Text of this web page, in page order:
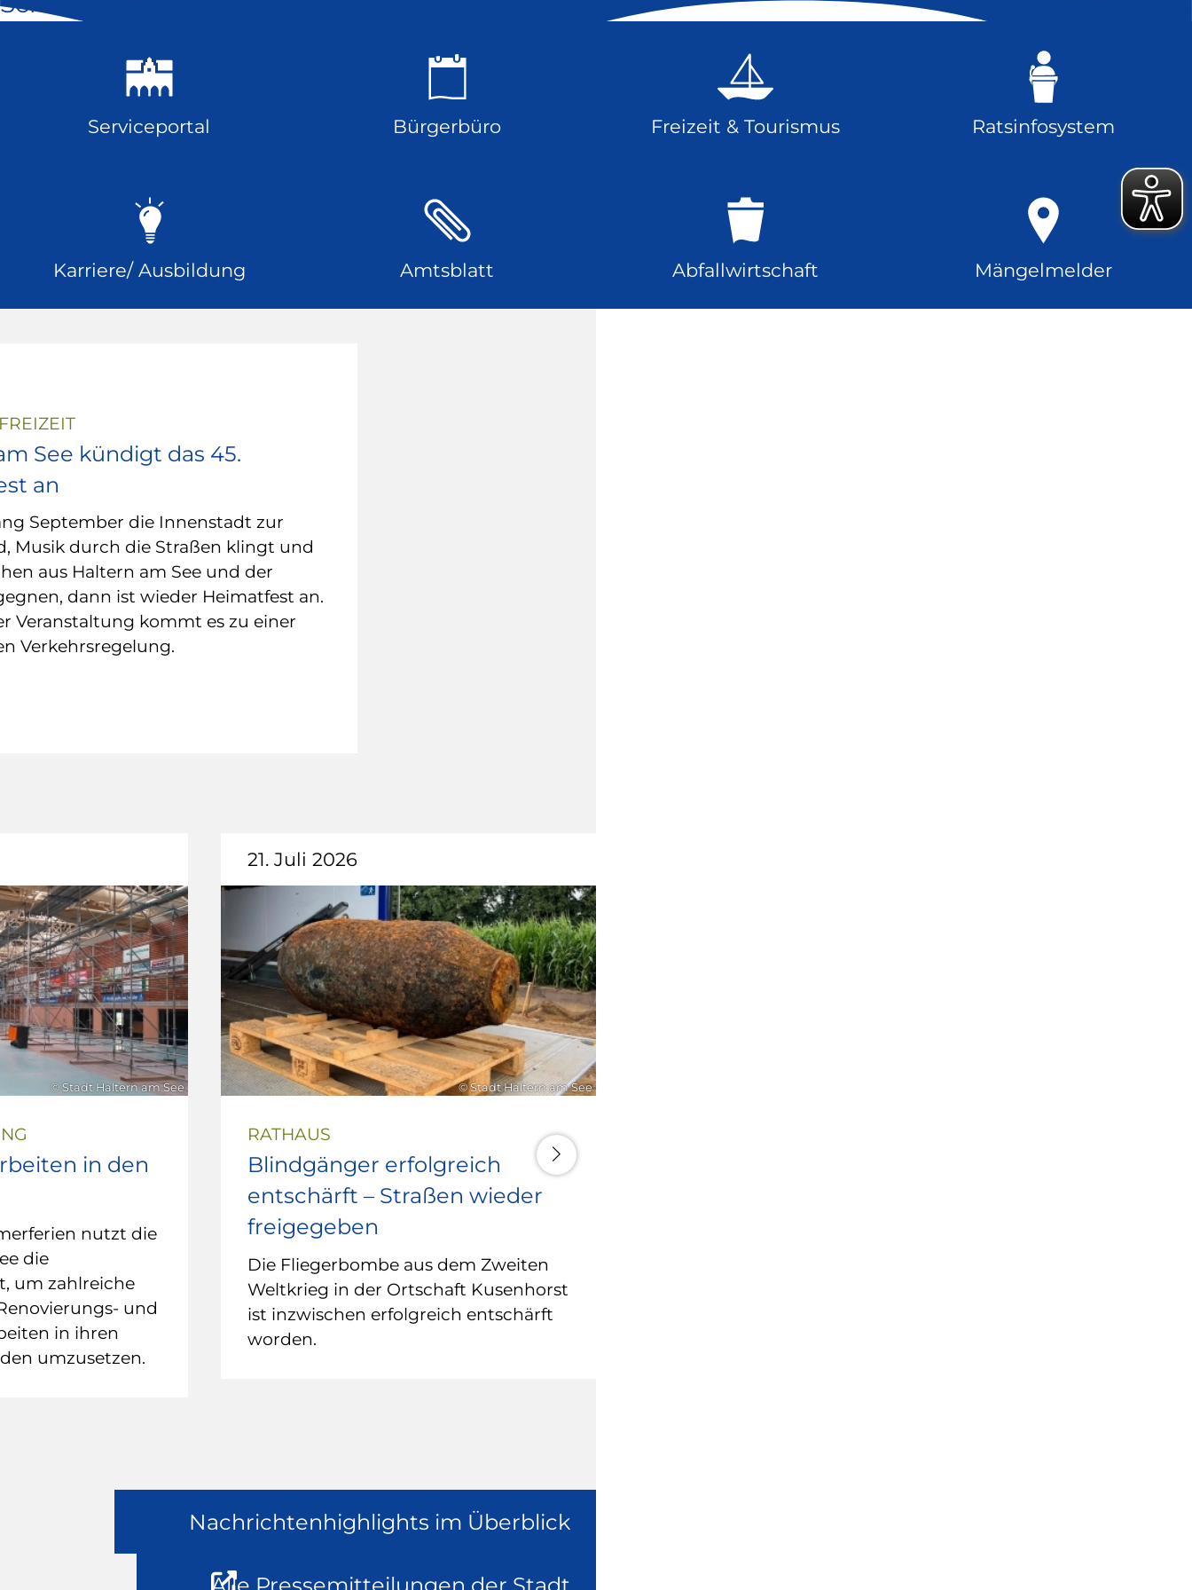
Serviceportal Bürgerbüro Freizeit & Tourismus Ratsinfosystem
Karriere/ Ausbildung Amtsblatt Abfallwirtschaft Mängelmelder
See kündigt das 45.
an
September die Innenstadt zur
Musik durch die Straßen klingt und
aus Haltern am See und der
dann ist wieder Heimatfest an.
Veranstaltung kommt es zu einer
Verkehrsregelung.
© Stadt Haltern am See
in den
nutzt die
die
um zahlreiche
und
in ihren
umzusetzen.
21. Juli 2026
© Stadt Haltern am See
RATHAUS
Blindgänger erfolgreich
entschärft – Straßen wieder
freigegeben
Die Fliegerbombe aus dem Zweiten
Weltkrieg in der Ortschaft Kusenhorst
ist inzwischen erfolgreich entschärft
worden.
Nachrichtenhighlights im Überblick